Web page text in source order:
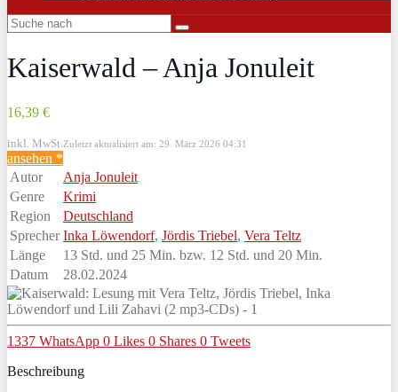
Kaiserwald – Anja Jonuleit
16,39 €
inkl. MwSt. Zuletzt aktualisiert am: 29. März 2026 04:31
ansehen *
Autor
Anja Jonuleit
Genre
Krimi
Region
Deutschland
Sprecher Inka Löwendorf, Jördis Triebel, Vera Teltz
Länge
13 Std. und 25 Min. bzw. 12 Std. und 20 Min.
Datum
28.02.2024
1337 WhatsApp 0 Likes 0 Shares 0 Tweets
Beschreibung